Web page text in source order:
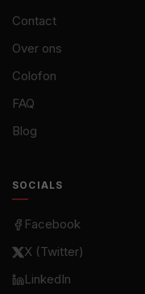
Contact
Over ons
Colofon
FAQ
Blog
SOCIALS
Facebook
X (Twitter)
LinkedIn